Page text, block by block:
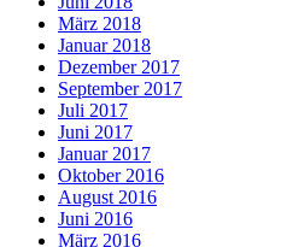
März 2018
Januar 2018
Dezember 2017
September 2017
Juli 2017
Juni 2017
Januar 2017
Oktober 2016
August 2016
Juni 2016
März 2016